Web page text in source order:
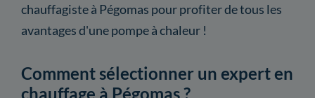
chauffagiste à Pégomas pour profiter de tous les
avantages d'une pompe à chaleur !
Comment sélectionner un expert en
chauffage à Pégomas ?